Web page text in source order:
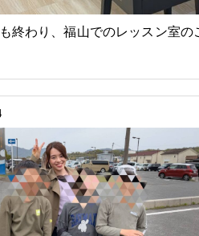
終わり、福山でのレッスン室の